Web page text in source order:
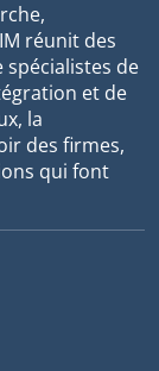
réunit des
de
et de
la
des firmes,
qui font